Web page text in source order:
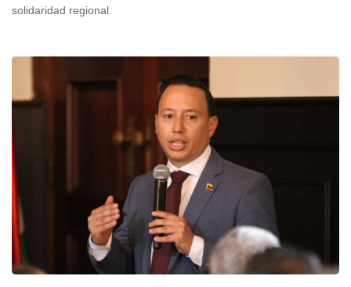
solidaridad regional.